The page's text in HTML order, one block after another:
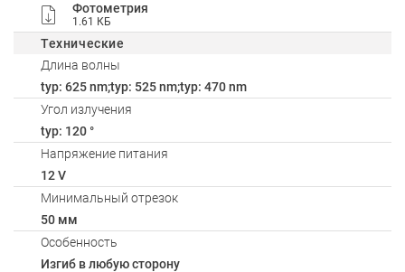
Фотометрия
1.61 КБ
Технические
Длина волны
typ: 625 nm;typ: 525 nm;typ: 470 nm
Угол излучения
typ: 120 °
Напряжение питания
12 V
Минимальный отрезок
50 мм
Особенность
Изгиб в любую сторону